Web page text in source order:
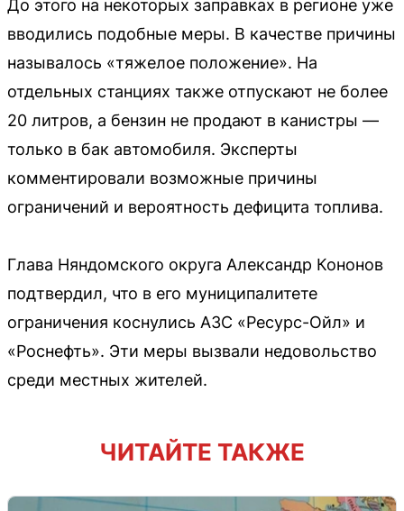
До этого на некоторых заправках в регионе уже
вводились подобные меры. В качестве причины
называлось «тяжелое положение». На
отдельных станциях также отпускают не более
20 литров, а бензин не продают в канистры —
только в бак автомобиля. Эксперты
комментировали возможные причины
ограничений и вероятность дефицита топлива.
Глава Няндомского округа Александр Кононов
подтвердил, что в его муниципалитете
ограничения коснулись АЗС «Ресурс-Ойл» и
«Роснефть». Эти меры вызвали недовольство
среди местных жителей.
ЧИТАЙТЕ ТАКЖЕ